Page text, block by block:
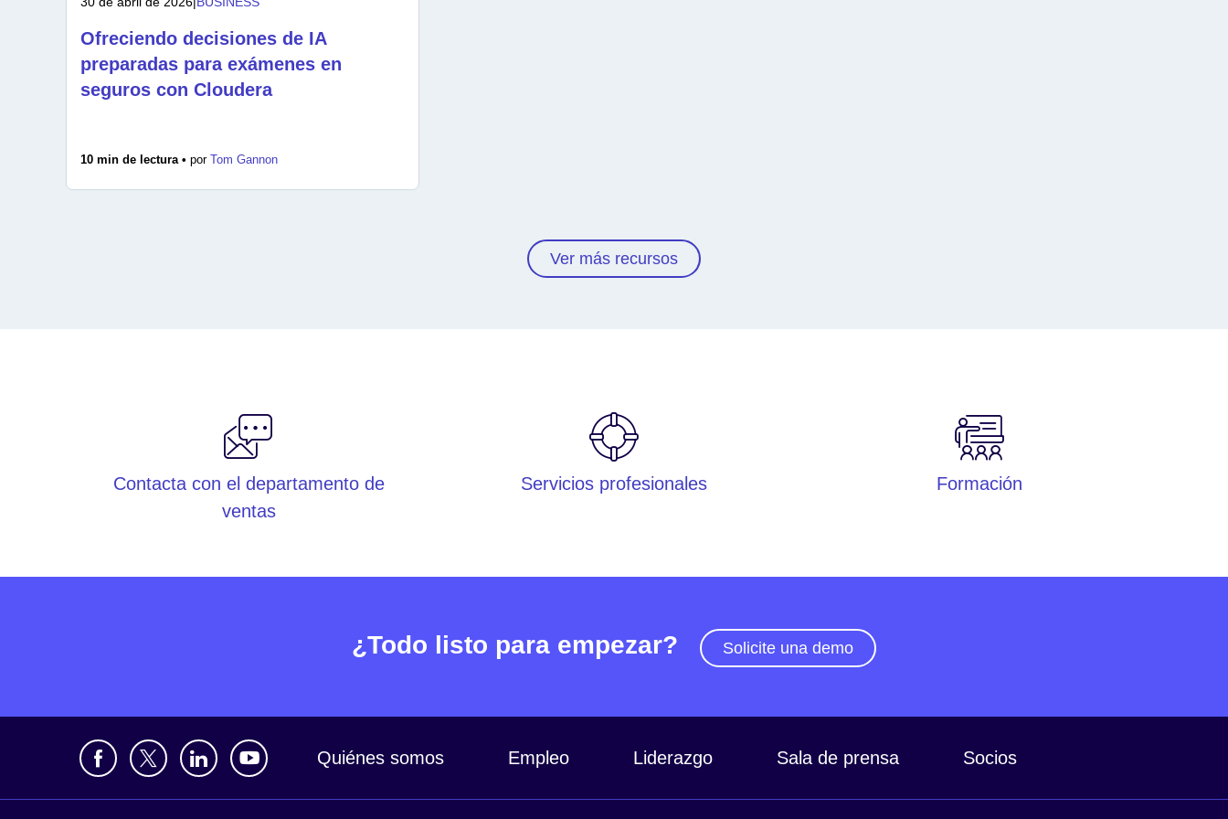
Ofreciendo decisiones de IA
preparadas para exámenes en
seguros con Cloudera
10 min de lectura • por Tom Gannon
Ver más recursos
Contacta con el departamento de
ventas
Servicios profesionales Formación
¿Todo listo para empezar? Solicite una demo
Quiénes somos Empleo Liderazgo Sala de prensa Socios